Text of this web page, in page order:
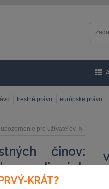
trestné právo európske právo
upozornenie pre užívateľov
činov:
rodinných
a
KRÁT?